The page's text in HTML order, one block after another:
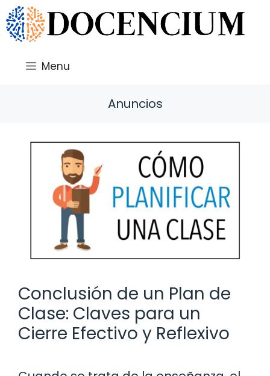
Saltar
al
contenido
Menu
Anuncios
Conclusión de un Plan de
Clase: Claves para un
Cierre Efectivo y Reflexivo